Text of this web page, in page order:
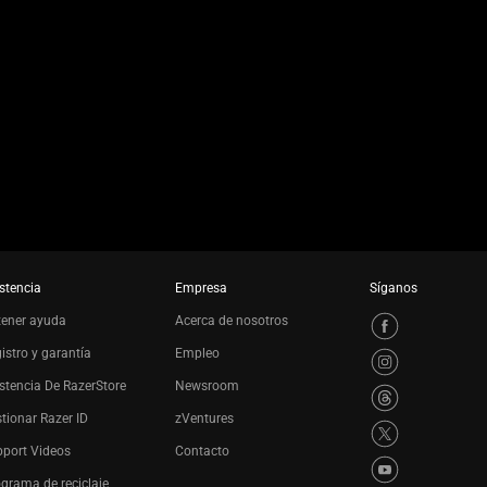
ayuda
y garantía
De RazerStore
Razer ID
Videos
de reciclaje
Empresa
Acerca de nosotros
Empleo
Newsroom
zVentures
Contacto
Síganos